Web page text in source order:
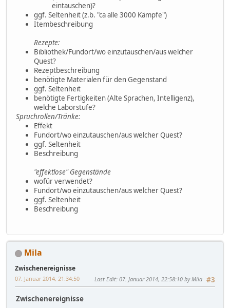
eintauschen)?
ggf. Seltenheit (z.b. "ca alle 3000 Kämpfe")
Itembeschreibung
Rezepte:
Bibliothek/Fundort/wo einzutauschen/aus welcher
Quest?
Rezeptbeschreibung
benötigte Materialen für den Gegenstand
ggf. Seltenheit
benötigte Fertigkeiten (Alte Sprachen, Intelligenz),
welche Laborstufe?
Spruchrollen/Tränke:
Effekt
Fundort/wo einzutauschen/aus welcher Quest?
ggf. Seltenheit
Beschreibung
"effektlose" Gegenstände
wofür verwendet?
Fundort/wo einzutauschen/aus welcher Quest?
ggf. Seltenheit
Beschreibung
Mila
Zwischenereignisse
#3
07. Januar 2014, 21:34:50 Last Edit: 07. Januar 2014, 22:58:10 by Mila
Zwischenereignisse